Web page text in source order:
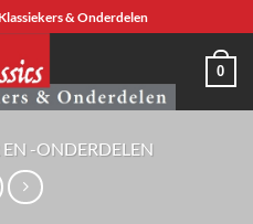
& Onderdelen
0
-ONDERDELEN